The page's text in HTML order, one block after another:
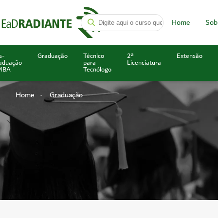
Home
Graduação Técnico
para
Tecnólogo
2ª
Licenciatura
Extensão
Home Graduação